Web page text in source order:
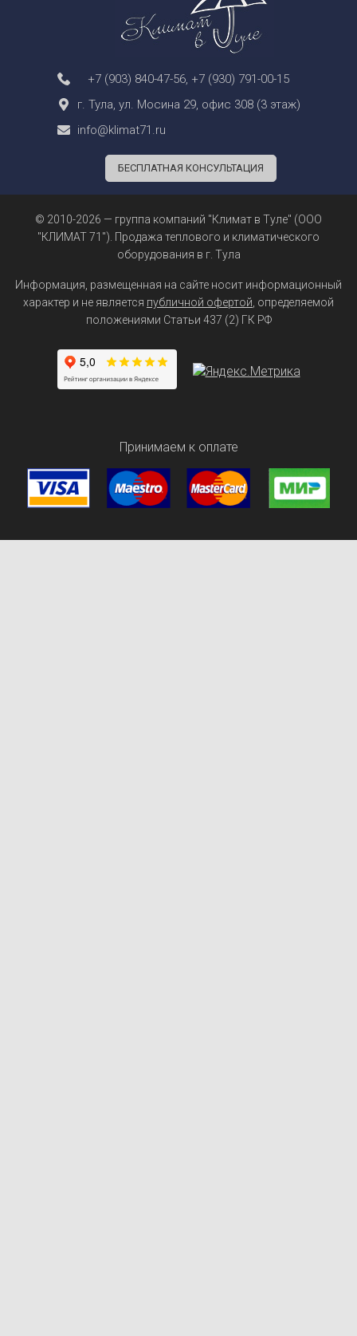
+7 (903) 840-47-56 +7 (930) 791-00-15
г. Тула, ул. Мосина 29, офис 308 (3 этаж)
info@klimat71.ru
БЕСПЛАТНАЯ КОНСУЛЬТАЦИЯ
© 2010-2026 — группа компаний "Климат в Туле" (ООО
"КЛИМАТ 71"). Продажа теплового и климатического
оборудования в г. Тула
Информация, размещенная на сайте носит информационный
характер и не является публичной офертой , определяемой
положениями Статьи 437 (2) ГК РФ
Принимаем к оплате